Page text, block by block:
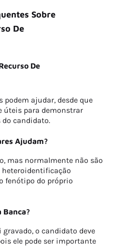
Sobre
De
De
podem ajudar, desde que
úteis para demonstrar
candidato.
Ajudam?
mas normalmente não são
heteroidentificação
fenótipo do próprio
Banca?
o candidato deve
ele pode ser importante